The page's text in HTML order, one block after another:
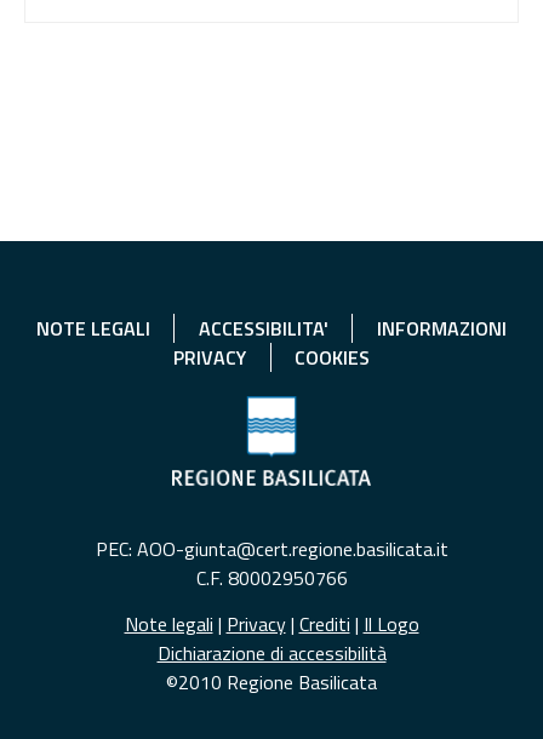
NOTE LEGALI ACCESSIBILITA'
INFORMAZIONI
PRIVACY
COOKIES
PEC: AOO-giunta@cert.regione.basilicata.it
C.F. 80002950766
Note legali | Privacy| Crediti | Il Logo
Dichiarazione di accessibilità
©2010 Regione Basilicata